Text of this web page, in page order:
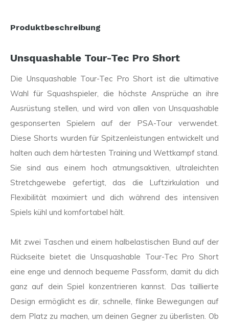
Produktbeschreibung
Unsquashable Tour-Tec Pro Short
Die Unsquashable Tour-Tec Pro Short ist die ultimative
Wahl für Squashspieler, die höchste Ansprüche an ihre
Ausrüstung stellen, und wird von allen von Unsquashable
gesponserten Spielern auf der PSA-Tour verwendet.
Diese Shorts wurden für Spitzenleistungen entwickelt und
halten auch dem härtesten Training und Wettkampf stand.
Sie sind aus einem hoch atmungsaktiven, ultraleichten
Stretchgewebe gefertigt, das die Luftzirkulation und
Flexibilität maximiert und dich während des intensiven
Spiels kühl und komfortabel hält.
Mit zwei Taschen und einem halbelastischen Bund auf der
Rückseite bietet die Unsquashable Tour-Tec Pro Short
eine enge und dennoch bequeme Passform, damit du dich
ganz auf dein Spiel konzentrieren kannst. Das taillierte
Design ermöglicht es dir, schnelle, flinke Bewegungen auf
dem Platz zu machen, um deinen Gegner zu überlisten. Ob